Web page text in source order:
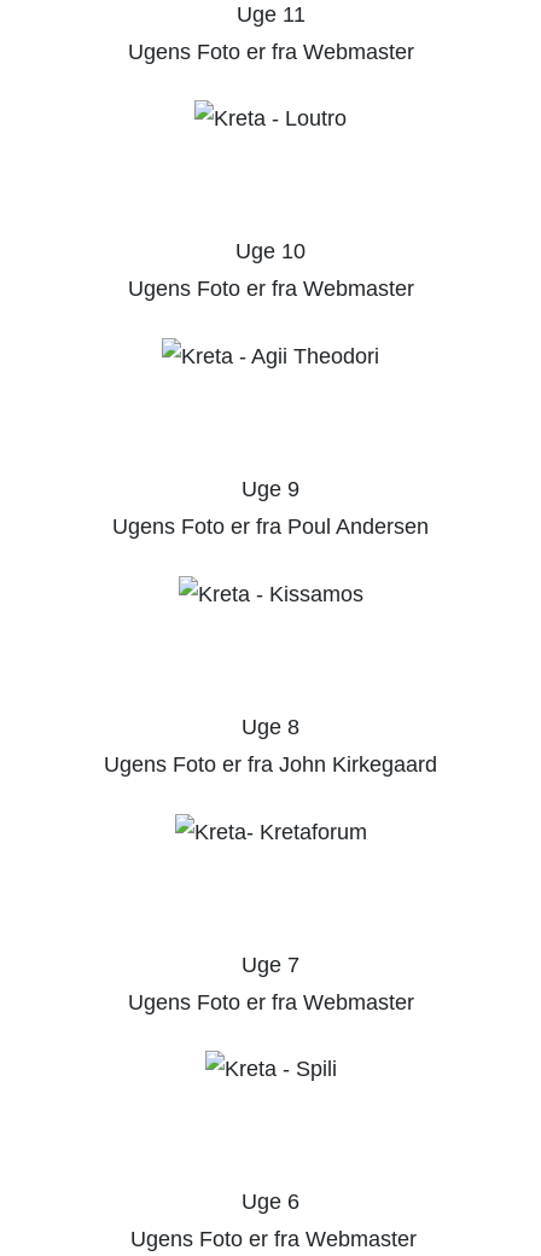
Uge 11
Ugens Foto er fra Webmaster
Uge 10
Ugens Foto er fra Webmaster
Uge 9
Ugens Foto er fra Poul Andersen
Uge 8
Ugens Foto er fra John Kirkegaard
Uge 7
Ugens Foto er fra Webmaster
Uge 6
Ugens Foto er fra Webmaster